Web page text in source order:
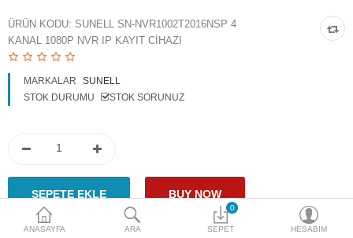
Ürün Güvenlik Sistemleri
Para Birimi
ANASAYFA ARA
0
SEPET HESABIM
ÜRÜN KODU: SUNELL SN-NVR1002T2016NSP 4
KANAL 1080P NVR IP KAYIT CIHAZI
MARKALAR
SUNELL
STOK DURUMU
STOK SORUNUZ